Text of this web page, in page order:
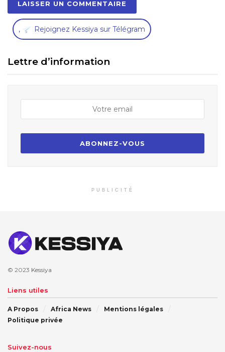
, Rejoignez Kessiya sur Télégram
Lettre d’information
PUBLICITÉ
© 2023 Kessiya
Liens utiles
A Propos Africa News
Mentions légales
Politique privée
Suivez-nous